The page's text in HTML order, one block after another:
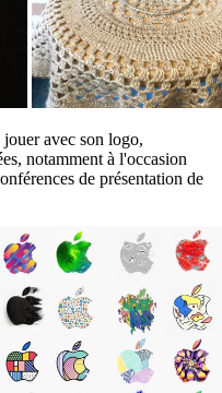
avec son logo,
notamment à l'occasion
de présentation de